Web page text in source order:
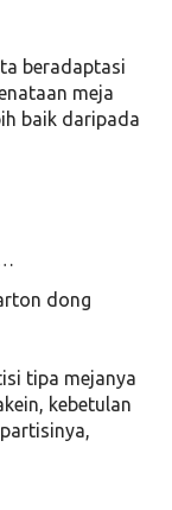
beradaptasi
meja
baik daripada
dong
tipa mejanya
kebetulan